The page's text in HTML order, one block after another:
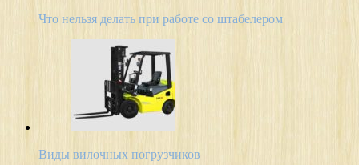
Что нельзя делать при работе со штабелером
Виды вилочных погрузчиков